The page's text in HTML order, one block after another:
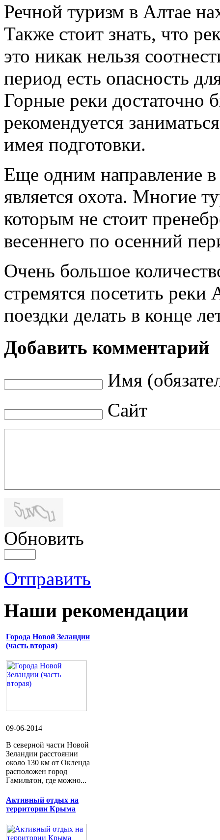
Речной туризм в Алтае
Также стоит знать, что
это никак нельзя
период есть опасность
Горные реки достаточно
рекомендуется
имея подготовки.
Еще одним направление
является охота. Многие
которым не стоит
весеннего по осенний
Очень большое
стремятся посетить реки
поездки делать в конце
Добавить комментарий
Имя
Сайт
Обновить
Отправить
Наши рекомендации
Города Новой Зеландии
(часть вторая)
09-06-2014
В северной части Новой
Зеландии расстоянии
около 130 км от Окленда
расположен город
Гамильтон, где можно...
Активный отдых на
территории Крыма